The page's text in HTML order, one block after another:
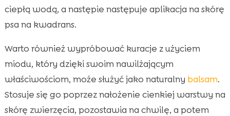
ciepłą wodą, a następie następuje aplikacja na skórę
psa na kwadrans.
Warto również wypróbować kuracje z użyciem
miodu, który dzięki swoim nawilżającym
właściwościom, może służyć jako naturalny balsam.
Stosuje się go poprzez nałożenie cienkiej warstwy na
skórę zwierzęcia, pozostawia na chwilę, a potem